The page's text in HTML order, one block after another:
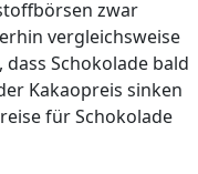
zwar
vergleichsweise
Schokolade bald
Kakaopreis sinken
für Schokolade